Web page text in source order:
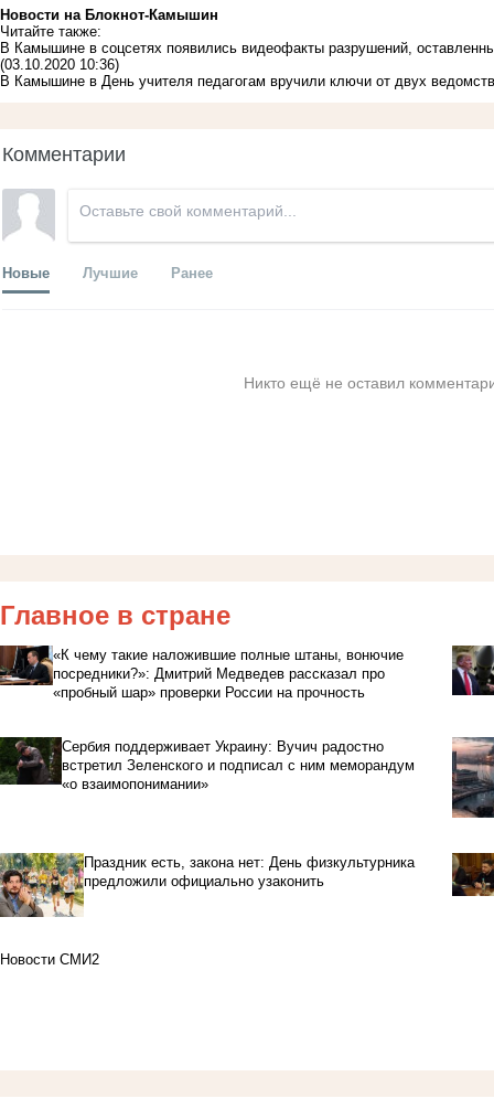
Новости на Блoкнoт-Камышин
Читайте также:
В Камышине в соцсетях появились видеофакты разрушений,
(03.10.2020 10:36)
В Камышине в День учителя педагогам вручили ключи от двух
Комментарии
Новые Лучшие Ранее
Никто ещё не оставил
Главное в стране
«К чему такие наложившие полные штаны, вонючие
посредники?»: Дмитрий Медведев рассказал про
«пробный шар» проверки России на прочность
Сербия поддерживает Украину: Вучич радостно
встретил Зеленского и подписал с ним меморандум
«о взаимопонимании»
Праздник есть, закона нет: День физкультурника
предложили официально узаконить
Новости СМИ2